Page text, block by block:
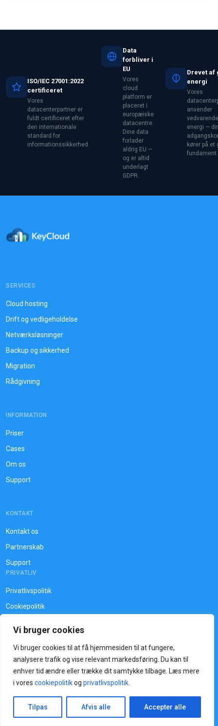
Vi bruger cookies
Vi bruger cookies til at få hjemmesiden til at fungere,
analysere trafik og vise relevant markedsføring. Du kan til
enhver tid ændre eller trække dit samtykke tilbage. Læs mere
i vores cookiepolitikog privatlivspolitik
Tilpas Afvis alle Accepter alle
ISO/IEC 27001:2022
certificeret
Vores
datacenterpartner er
fuldt certificeret efter
den internationale
standard for
informationssikkerhed.
Data
forbliver i
EU
Vores
cloud
platform er
placeret i
europæiske
datacentre.
Dine data
forlader
aldrig EU —
og er altid
underlagt
GDPR.
Drevet af
energi
Vores
anvender
vedvarende
energi —
kører på et
fundament.
SERVICES
Cloud hosting
Drift og vedligeholdelse
Netværksløsninger
Backup og sikkerhed
Migration
Rådgivning
INFORMATION
Priser
Cases
Om os
Support
KONTAKT
Kontakt os
Partnerskab
Support
PRIVATLIV
Privatlivspolitik
Cookiepolitik
Copyright © KeyCloud 2026. All rights reserved.
Skriv til os